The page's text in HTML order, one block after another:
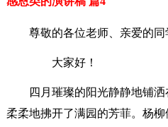
尊敬的各位老师、亲爱的同
大家好！
四月璀璨的阳光静静地铺
柔柔地拂开了满园的芳菲。杨